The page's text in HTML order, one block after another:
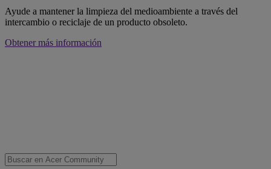
Ayude a mantener la limpieza del medioambiente a través del
intercambio o reciclaje de un producto obsoleto.
Obtener más información